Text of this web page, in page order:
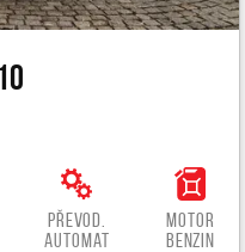
Převod.
automat
Motor
benzin